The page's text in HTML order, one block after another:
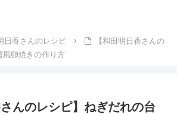
日香さんのレシピ
【和田明日香さんの
風卵焼きの作り方
さんのレシピ】ねぎだれの台